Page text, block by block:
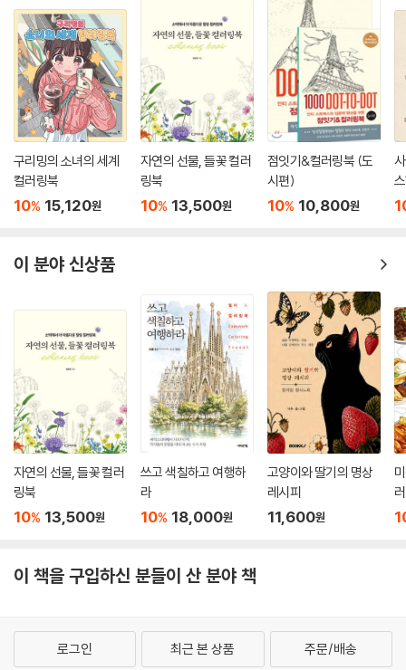
구리밍의 소녀의 세계
컬러링북
10% 15,120원
자연의 선물, 들꽃 컬러
링북
10% 13,500원
점잇기&컬러링북 (도
시편)
10% 10,800원
이 분야 신상품
자연의 선물, 들꽃 컬러
링북
10% 13,500원
쓰고 색칠하고 여행하
라
10% 18,000원
고양이와 딸기의 명상
레시피
11,600원
이 책을 구입하신 분들이 산 분야 책
로그인 최근 본 상품 주문/배송